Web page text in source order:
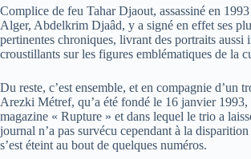
Complice de feu Tahar Djaout, assassiné en
Alger, Abdelkrim Djaâd, y a signé en effet ses
pertinentes chroniques, livrant des portraits aussi
croustillants sur les figures emblématiques de la
Du reste, c’est ensemble, et en compagnie d’un
Arezki Métref, qu’a été fondé le 16 janvier 1993,
magazine « Rupture » et dans lequel le trio a
journal n’a pas survécu cependant à la
s’est éteint au bout de quelques numéros.